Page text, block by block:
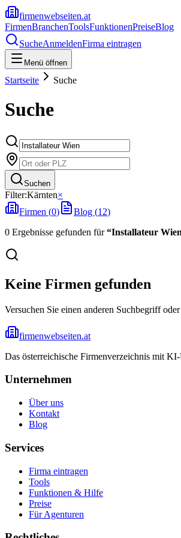
firmenwebseiten.at
FirmenBranchenToolsFunktionenPreiseBlog
SucheAnmeldenFirma eintragen
Menü öffnen
Startseite Suche
Suche
Suchen
Filter:Kärnten×
Firmen (0) Blog (12)
0 Ergebnisse gefunden für“Installateur Wien
Keine Firmen gefunden
Versuchen Sie einen anderen Suchbegriff
firmenwebseiten.at
Das österreichische Firmenverzeichnis mit
Unternehmen
Über uns
Kontakt
Blog
Services
Firma eintragen
Tools
Funktionen & Hilfe
Preise
Für Agenturen